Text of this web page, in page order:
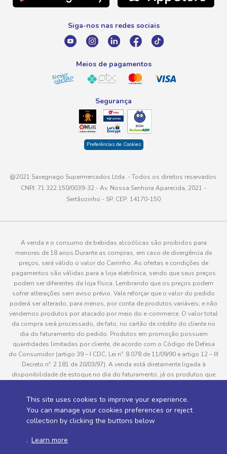
This site uses cookies to improve your experience.
You can manage your cookies preferences or reject
collection by clicking the buttons below
. Learn more
0800 016 6680
atendimento@savegnago.com.br
Siga-nos nas redes sociais
Meios de pagamentos
Segurança
Preferências de Cookies
@2021 Savegnago Supermercados Ltda. - Todos os direitos reservados.
CNPJ: 71.322.150/0039-32 - Av. Nossa Senhora Aparecida, 2021 -
Sertãozinho - SP, CEP: 14170-150
A venda e o consumo de bebidas alcoólicas são proibidos para
menores de 18 anos.Durante as compras, em caso de divergência de
preços, será válido o valor do Carrinho. As ofertas e condições de
pagamentos são válidas para a loja eletrônica, sendo que seus preços
podem ser diferentes da loja física. Lembrando que os preços podem
sofrer alterações sem aviso prévio. Vale reforçar que o valor do pedido
poderá ser alterado, para menos, por conta de produtos variáveis; e não
vendemos produtos por atacado por meio do e-commerce. O valor total
da compra será processado, de fato, no cartão de crédito do cliente no
dia do faturamento do pedido. Produtos em promoção possuem
quantidades limitadas por cliente, de acordo com o Código de Defesa
do Consumidor (artigo 39 – I CDC, Lei nº. 8.078 de 11/09/90 e artigo 12 – III
Decreto nº. 2.181 de 20/03/97). A venda está diretamente ligada à
disponibilidade de estoque no dia do faturamento, já os produtos que
pedido do cliente, este não será entregue e o valor do item não será
cobrado. As fotos dos produtos no site são ilustrativas, podendo haver
divergência com o produto real e todos os pedidos estão sujeitos à
consultadas em “Política de Entregas”